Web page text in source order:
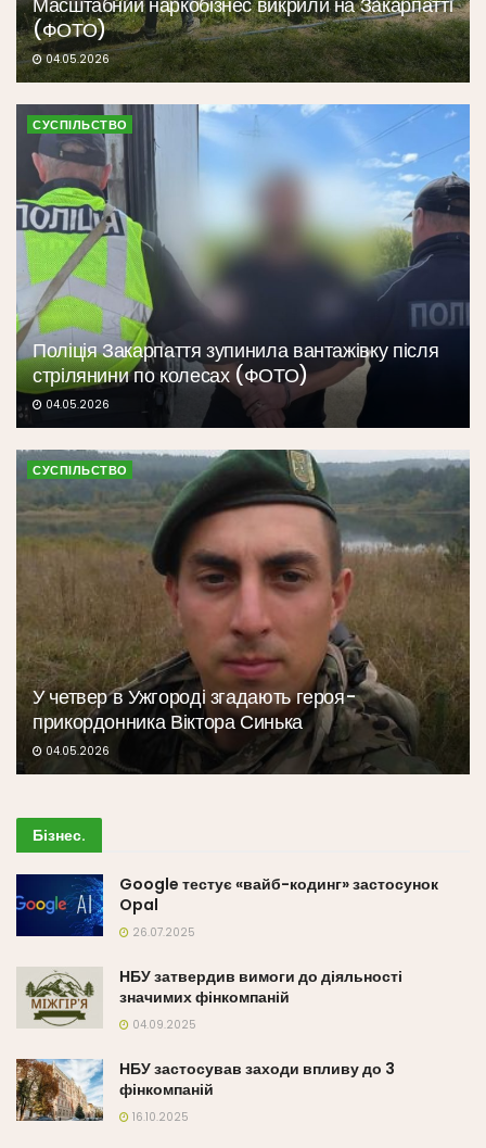
(ФОТО)
04.05.2026
СУСПІЛЬСТВО
Поліція Закарпаття зупинила вантажівку після
стрілянини по колесах (ФОТО)
04.05.2026
СУСПІЛЬСТВО
У четвер в Ужгороді згадають героя-
прикордонника Віктора Синька
04.05.2026
Бізнес.
Google тестує «вайб-кодинг» застосунок
Opal
26.07.2025
НБУ затвердив вимоги до діяльності
значимих фінкомпаній
04.09.2025
НБУ застосував заходи впливу до 3
фінкомпаній
16.10.2025